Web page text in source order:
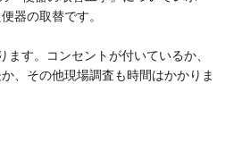
器の取替です。
ます。コンセントが付いているか、
、その他現場調査も時間はかかりま